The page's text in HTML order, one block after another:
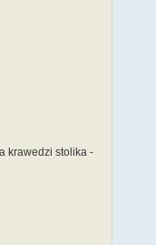
krawedzi stolika -